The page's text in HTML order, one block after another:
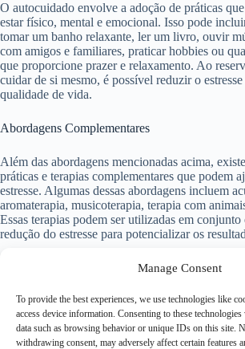
Manage Consent
To provide the best experiences, we use technologies like
access device information. Consenting to these
data such as browsing behavior or unique IDs on this site.
withdrawing consent, may adversely affect certain features
O autocuidado envolve a adoção de práticas
estar físico, mental e emocional. Isso pode
tomar um banho relaxante, ler um livro, ouvir
com amigos e familiares, praticar hobbies ou
que proporcione prazer e relaxamento. Ao
cuidar de si mesmo, é possível reduzir o
qualidade de vida.
Abordagens Complementares
Além das abordagens mencionadas acima,
práticas e terapias complementares que podem
estresse. Algumas dessas abordagens incluem
aromaterapia, musicoterapia, terapia com
Essas terapias podem ser utilizadas em
redução do estresse para potencializar os
A redução do estresse é essencial para manter
mental. Ao adotar técnicas e estratégias de
possível melhorar a qualidade de vida, aumentar
promover o bem-estar geral. Cada pessoa pode